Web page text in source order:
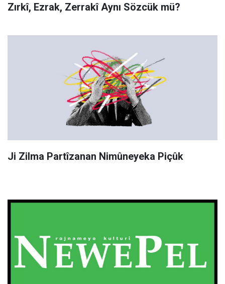
Zırkî, Ezrak, Zerrakî Aynı Sözcük mü?
Ji Zilma Partîzanan Nimûneyeka Piçûk